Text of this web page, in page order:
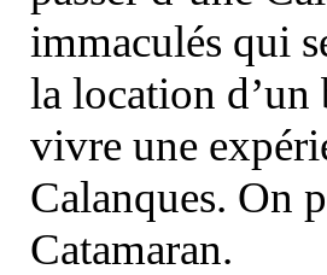
immaculés qui
la location d’un
vivre une
Calanques. On
Catamaran.